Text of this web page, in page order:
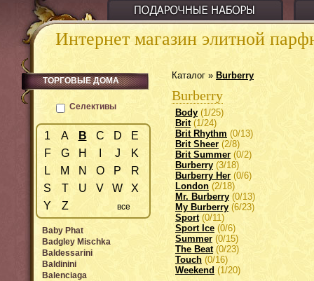
Интернет магазин элитной
Каталог » Burberry
Burberry
Body (1/25)
Brit(1/24)
Brit Rhythm (0/13)
Brit Sheer (2/8)
Brit Summer (0/2)
Burberry (3/18)
Burberry Her (0/6)
London (2/18)
Mr. Burberry (0/13)
My Burberry (6/23)
Sport(0/11)
Sport Ice (0/6)
Summer (0/15)
The Beat(0/23)
Touch (0/16)
Weekend (1/20)
ТОРГОВЫЕ ДОМА
Селективы
1 A B C D
E
F
G H J
K
L
M N O P
R
S
T U V W
X
Y
Z все
Baby Phat
Badgley Mischka
Baldessarini
Baldinini
Balenciaga